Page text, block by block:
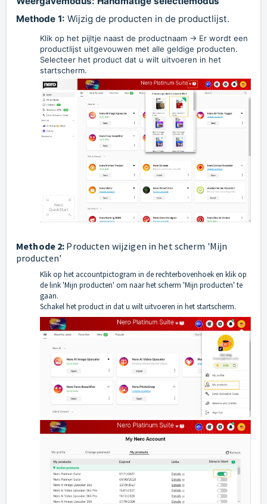
Methode 1: Wijzig de producten in de productlijst.
Klik op het pijltje naast de productnaam -> Er wordt een
productlijst uitgevouwen met alle geldige producten.
Selecteer het product dat u wilt uitvoeren in het
startscherm.
Methode 2: Producten wijzigen in het scherm 'Mijn
producten'
Klik op het accountpictogram in de rechterbovenhoek en klik op
de link 'Mijn producten' om naar het scherm 'Mijn producten' te
gaan.
Schakel het product in dat u wilt uitvoeren in het startscherm.